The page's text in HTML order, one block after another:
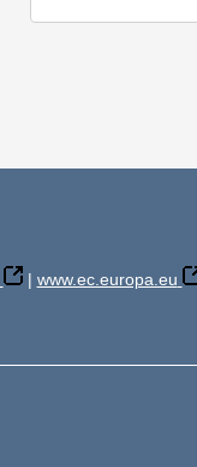
| www.ec.europa.eu